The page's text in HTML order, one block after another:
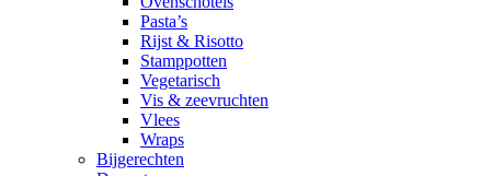
Pasta’s
Rijst & Risotto
Stamppotten
Vegetarisch
Vis & zeevruchten
Vlees
Wraps
Bijgerechten